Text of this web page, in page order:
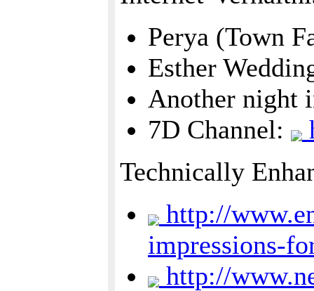
Perya (Town
Esther
Another night
7D Channel:
Technically
http://
impressions-
http://